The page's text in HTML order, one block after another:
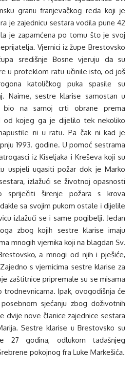
granu franjevačkog reda koji je
je zajednicu sestara vodila pune 42
je zapamćena po tomu što je svoj
Vjernici iz župe Brestovsko
središnje Bosne vjeruju da su
u proteklom ratu učinile isto, od još
katoličkog puka spasile su
Naime, sestre klarise samostan u
bio na samoj crti obrane prema
od kojeg ga je dijelilo tek nekoliko
ni u ratu. Pa čak ni kad je
1993. godine. U pomoć sestrama
iz Kiseljaka i Kreševa koji su
uspjeli ugasiti požar dok je Marko
izlažući se životnoj opasnosti
spriječiti širenje požara s krova
sa svojim pukom ostale i dijelile
izlažući se i same pogibelji. Jedan
zbog kojih sestre klarise imaju
mnogih vjernika koji na blagdan Sv.
a mnogi od njih i pješiće,
s vjernicima sestre klarise za
zaštitnice pripremale su se misama
trodnevnicama. Ipak, ovogodišnja će
sjećanju zbog doživotnih
dvije nove članice zajednice sestara
Sestre klarise u Brestovsko su
27 godina, odlukom tadašnjeg
pokojnog fra Luke Markešića.